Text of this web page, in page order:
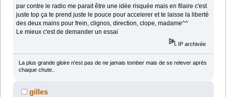
par contre le radio me parait être une idée risquée mais en filaire c'est
juste top ça te prend juste le pouce pour accelerer et te laisse la liberté
des deux mains pour frein, clignos, direction, clope, madame^^
Le mieux c'est de demander un essai
IP archivée
La plus grande gloire n'est pas de ne jamais tomber mais de se relever après
chaque chute..
gilles